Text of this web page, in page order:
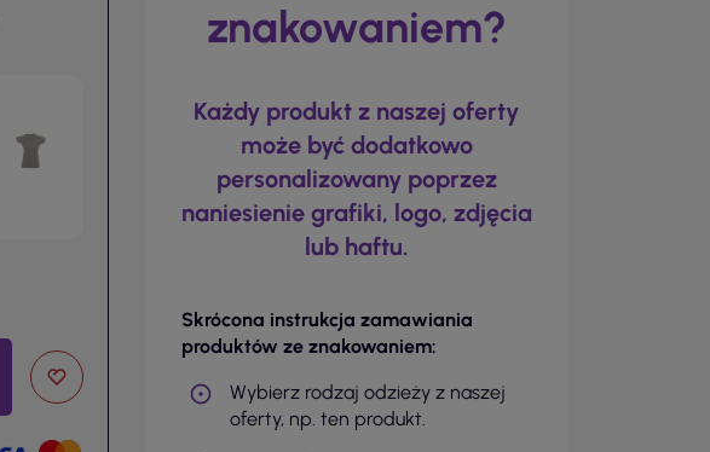
znakowaniem?
Każdy produkt z naszej oferty
może być dodatkowo
personalizowany poprzez
naniesienie grafiki, logo, zdjęcia
lub haftu.
Skrócona instrukcja zamawiania
produktów ze znakowaniem:
Wybierz rodzaj odzieży z naszej
oferty, np. ten produkt.